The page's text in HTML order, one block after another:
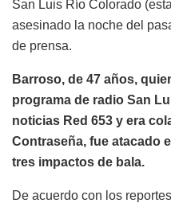
San Luis Río Colorado
asesinado la noche del
de prensa.
Barroso, de 47 años,
programa de radio San
noticias Red 653 y era
Contraseña, fue atacado
tres impactos de bala.
De acuerdo con los